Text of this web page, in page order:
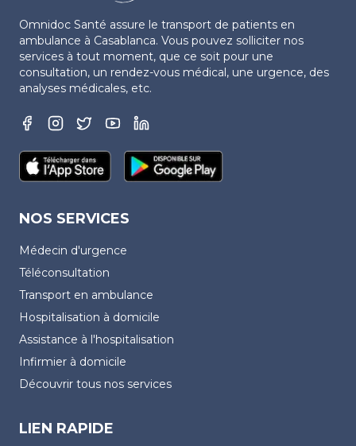
Omnidoc Santé assure le transport de patients en
ambulance à Casablanca. Vous pouvez solliciter nos
services à tout moment, que ce soit pour une
consultation, un rendez-vous médical, une urgence, des
analyses médicales, etc.
NOS SERVICES
Médecin d'urgence
Téléconsultation
Transport en ambulance
Hospitalisation à domicile
Assistance à l'hospitalisation
Infirmier à domicile
Découvrir tous nos services
LIEN RAPIDE